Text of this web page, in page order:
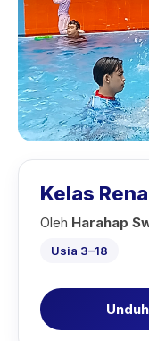
Kelas
Oleh Harahap
Usia 3–18